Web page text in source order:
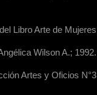
Libro Arte de Mujeres
Wilson A.; 1992.
Artes y Oficios N°3